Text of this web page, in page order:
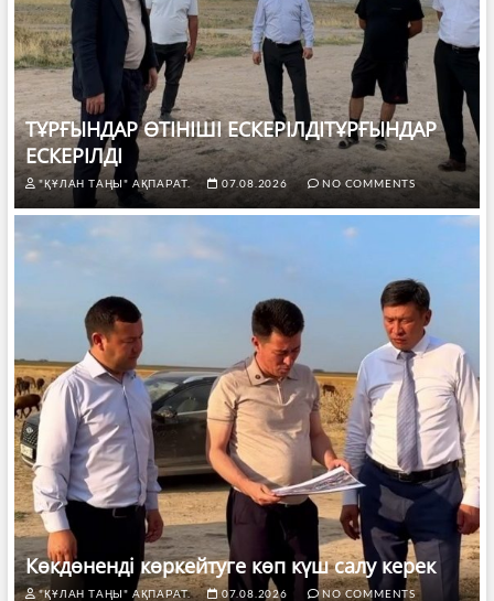
ТҰРҒЫНДАР ӨТІНІШІ ЕСКЕРІЛДІТҰРҒЫНДАР
ЕСКЕРІЛДІ
"ҚҰЛАН ТАҢЫ" АҚПАРАТ. 07.08.2026 NO COMMENTS
Көкдөненді көркейтуге көп күш салу керек
"ҚҰЛАН ТАҢЫ" АҚПАРАТ. 07.08.2026 NO COMMENTS